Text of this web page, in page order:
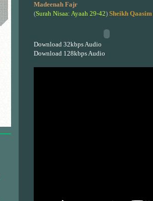
Madeenah Fajr
(Surah Nisaa: Ayaah 29-42) Sheikh Qaasim
Download 32kbps Audio
Download 128kbps Audio